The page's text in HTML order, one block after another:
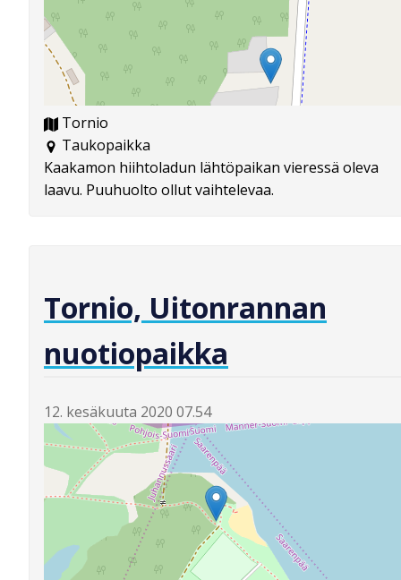
Tornio
Taukopaikka
Kaakamon hiihtoladun lähtöpaikan vieressä oleva
laavu. Puuhuolto ollut vaihtelevaa.
Tornio, Uitonrannan
nuotiopaikka
12. kesäkuuta 2020 07.54